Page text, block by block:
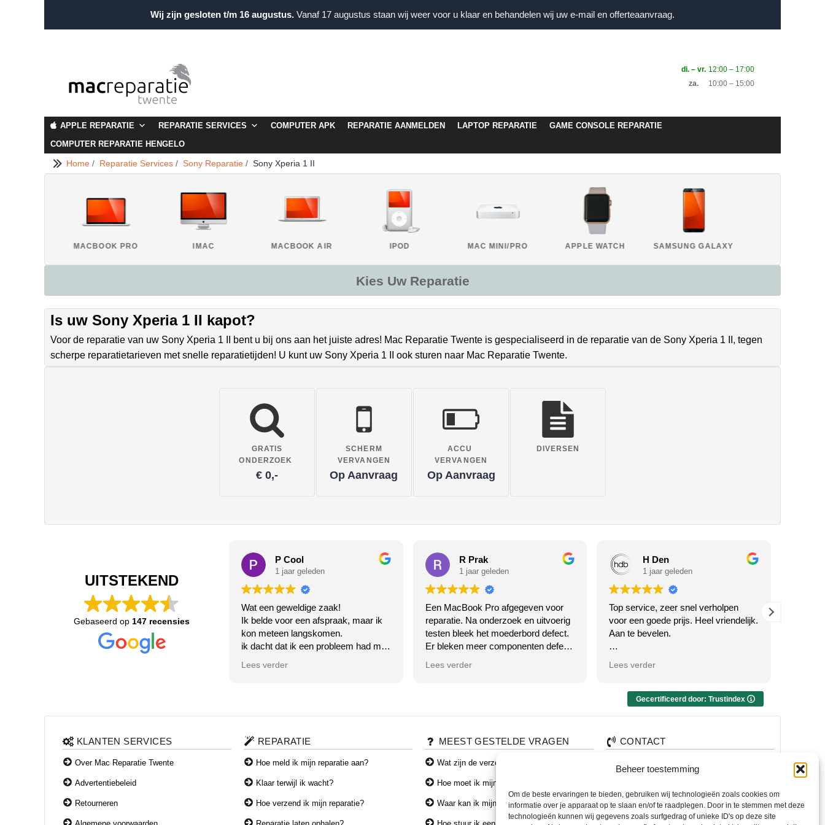
Beheer toestemming
Om de beste ervaringen te bieden, gebruiken wij technologieën zoals cookies om
informatie over je apparaat op te slaan en/of te raadplegen. Door in te stemmen met deze
technologieën kunnen wij gegevens zoals surfgedrag of unieke ID's op deze site
Wij zijn gesloten t/m 16 augustus. Vanaf 17 augustus staan wij weer voor u klaar en behandelen wij uw e-mail en offerteaanvraag.
di. – vr. 12:00 – 17:00
za.
10:00 – 15:00
APPLE REPARATIE REPARATIE SERVICES COMPUTER APK REPARATIE AANMELDEN LAPTOP REPARATIE
GAME CONSOLE REPARATIE
COMPUTER REPARATIE HENGELO
Home / Reparatie Services / Sony Reparatie / Sony Xperia 1 II
MACBOOK PRO IMAC MACBOOK AIR IPOD MAC MINI/PRO APPLE WATCH SAMSUNG GALAXY
Kies Uw Reparatie
Is uw Sony Xperia 1 II kapot?
Voor de reparatie van uw Sony Xperia 1 II bent u bij ons aan het juiste adres! Mac Reparatie Twente is gespecialiseerd in de reparatie van de Sony Xperia 1 II, tegen
scherpe reparatietarieven met snelle reparatietijden! U kunt uw Sony Xperia 1 II ook sturen naar Mac Reparatie Twente.
GRATIS
ONDERZOEK
€ 0,-
SCHERM
VERVANGEN
Op Aanvraag
ACCU
VERVANGEN
Op Aanvraag
DIVERSEN
UITSTEKEND
Gebaseerd op 147 recensies
P Cool
1 jaar geleden
Wat een geweldige zaak!
Ik belde voor een afspraak, maar ik
kon meteen langskomen.
ik dacht dat ik een probleem had met
erachter dat ik bepaalde updates niet
had gedaan dat heeft hij voor me
gefikst en ja hoor alles werkt weer
en weetje wat ik voor dit alles moest
betalen?.....
Lees verder
R Prak
1 jaar geleden
Een MacBook Pro afgegeven voor
reparatie. Na onderzoek en uitvoerig
testen bleek het moederbord defect.
Er bleken meer componenten defect
de tijd voor hun klanten. Top bedrijf!
Antwoord van eigenaar
woorden en vertrouwen! We doen
altijd ons best om eerlijk advies te
geven en onze klanten goed te
Lees verder
H Den
1 jaar geleden
Top service, zeer snel verholpen
voor een goede prijs. Heel vriendelijk.
Aan te bevelen.
bent met de service én de prijs. Altijd
Lees verder
snel,
bent
Gecertificeerd door: Trustindex
KLANTEN SERVICES
Over Mac Reparatie Twente
Advertentiebeleid
Retourneren
REPARATIE
Hoe meld ik mijn reparatie aan?
Klaar terwijl ik wacht?
Hoe verzend ik mijn reparatie?
MEEST GESTELDE VRAGEN
Wat zijn de verzendkosten?
Hoe moet ik mijn toestel verzenden?
Waar kan ik mijn producten afhalen?
CONTACT
Wemenstraat 26
7551 EX Hengelo